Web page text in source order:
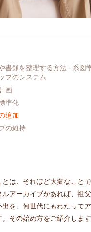
書類を整理する方法 - 系図
プのシステム
画
準化
追加
の維持
は、それほど大変なことで
アーカイブがあれば、祖
を、何世代にもわたって
その始め方をご紹介します